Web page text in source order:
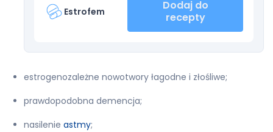
Estrofem
Dodaj do
recepty
estrogenozależne nowotwory łagodne i złośliwe;
prawdopodobna demencja;
nasilenie astmy;